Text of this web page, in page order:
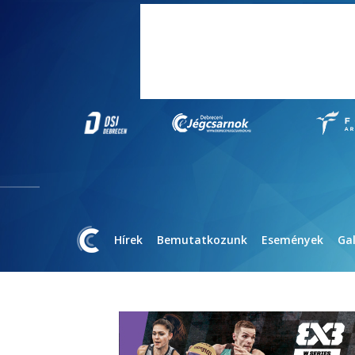
Hírek Bemutatkozunk Események